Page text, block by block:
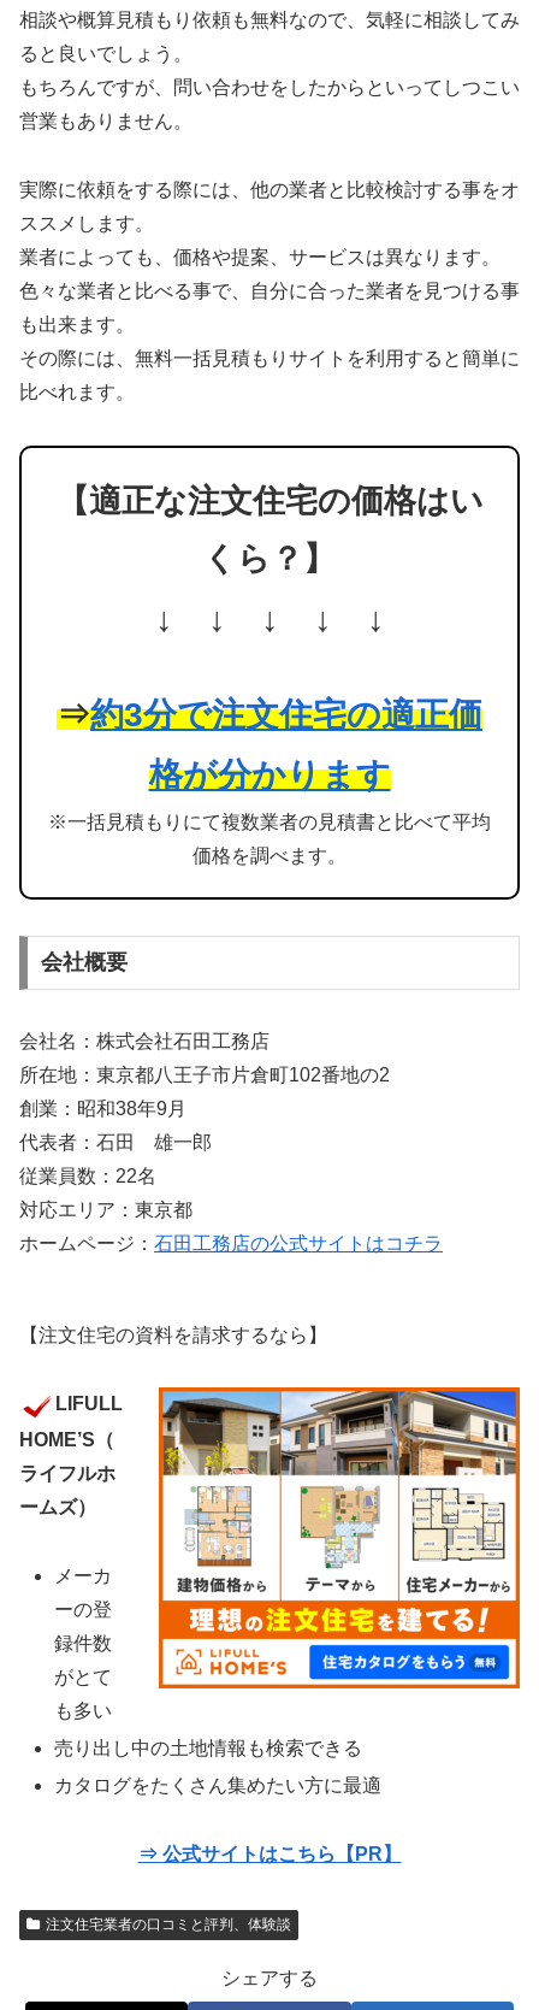
相談や概算見積もり依頼も無料なので、気軽に相談してみ
ると良いでしょう。
もちろんですが、問い合わせをしたからといってしつこい
営業もありません。
実際に依頼をする際には、他の業者と比較検討する事をオ
ススメします。
業者によっても、価格や提案、サービスは異なります。
色々な業者と比べる事で、自分に合った業者を見つける事
も出来ます。
その際には、無料一括見積もりサイトを利用すると簡単に
比べれます。
【適正な注文住宅の価格はい
くら？】
↓ ↓ ↓ ↓ ↓
⇒約3分で注文住宅の適正価
格が分かります
※一括見積もりにて複数業者の見積書と比べて平均
価格を調べます。
会社概要
会社名：株式会社石田工務店
所在地：東京都八王子市片倉町102番地の2
創業：昭和38年9月
代表者：石田 雄一郎
従業員数：22名
対応エリア：東京都
ホームページ： 石田工務店の公式サイトはコチラ
【注文住宅の資料を請求するなら】
LIFULL
HOME’S（
ライフルホ
ームズ）
メーカ
ーの登
録件数
がとて
も多い
売り出し中の土地情報も検索できる
カタログをたくさん集めたい方に最適
⇒ 公式サイトはこちら【PR】
注文住宅業者の口コミと評判、体験談
シェアする